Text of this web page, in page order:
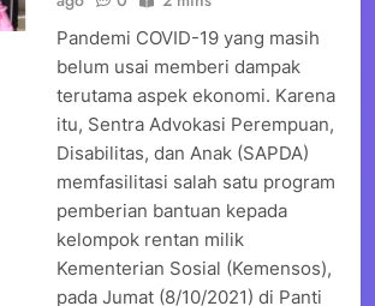
Pandemi COVID-19 yang masih
belum usai memberi dampak
terutama aspek ekonomi. Karena
itu, Sentra Advokasi Perempuan,
Disabilitas, dan Anak (SAPDA)
memfasilitasi salah satu program
pemberian bantuan kepada
kelompok rentan milik
Kementerian Sosial (Kemensos),
pada Jumat (8/10/2021) di Panti